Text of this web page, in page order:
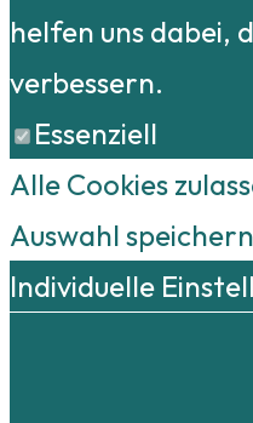
helfen uns dabei,
verbessern.
Essenziell
Alle Cookies
Auswahl speichern
Individuelle